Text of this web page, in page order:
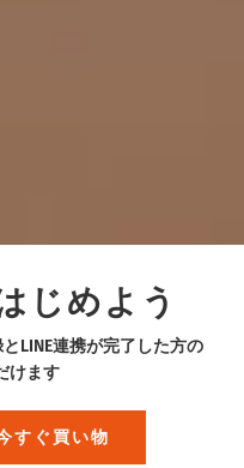
じめよう
LINE連携が完了した方の
けます
すぐ買い物